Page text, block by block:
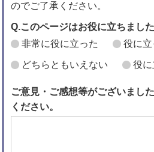
のでご了承ください。
Q.このページはお役に立ちまし
非常に役に立った
役に立
どちらともいえない 役
ご意見・ご感想等がございまし
ください。